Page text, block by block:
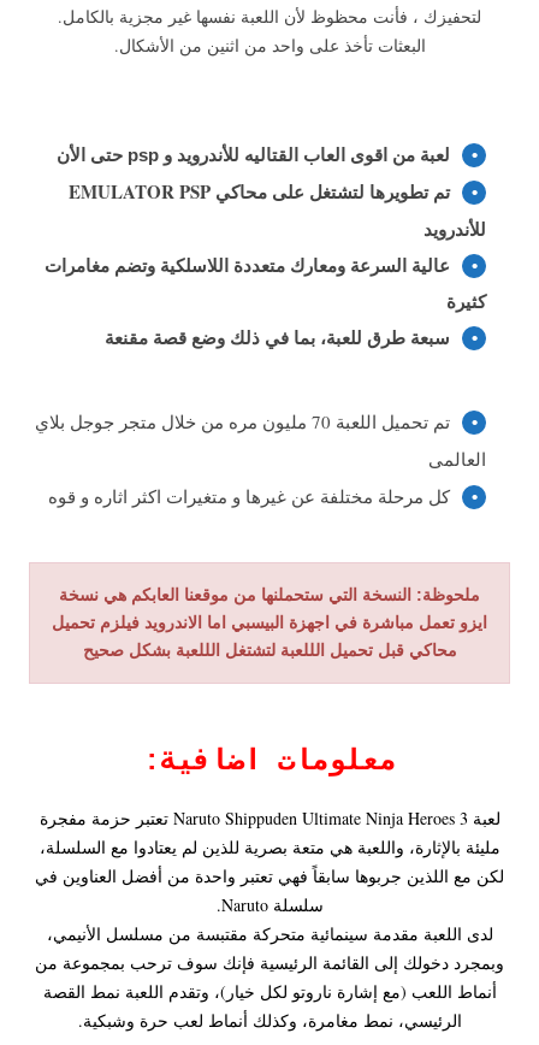
لتحفيزك ، فأنت محظوظ لأن اللعبة نفسها غير مجزية بالكامل.
البعثات تأخذ على واحد من اثنين من الأشكال.
لعبة من اقوى العاب القتاليه للأندروید و psp حتى الأن
تم تطویرھا لتشتغل على محاكي EMULATOR PSP
للأندروید
عالية السرعة ومعارك متعددة اللاسلكية وتضم مغامرات
كثيرة
سبعة طرق للعبة، بما في ذلك وضع قصة مقنعة
تم تحميل اللعبة 70 مليون مره من خلال متجر جوجل بلاي
العالمى
كل مرحلة مختلفة عن غيرها و متغيرات اكثر اثاره و قوه
ملحوظة: النسخة التي ستحملنها من موقعنا العابكم هي نسخة
ايزو تعمل مباشرة في اجهزة البيسبي اما الاندرويد فيلزم تحميل
محاكي قبل تحميل الللعبة لتشتغل الللعبة بشكل صحيح
معلومات اضافية :
لعبة Naruto Shippuden Ultimate Ninja Heroes 3 تعتبر حزمة مفجرة
مليئة بالإثارة، واللعبة هي متعة بصرية للذين لم يعتادوا مع السلسلة،
لكن مع اللذين جربوها سابقاً فهي تعتبر واحدة من أفضل العناوين في
سلسلة Naruto.
لدى اللعبة مقدمة سينمائية متحركة مقتبسة من مسلسل الأنيمي،
وبمجرد دخولك إلى القائمة الرئيسية فإنك سوف ترحب بمجموعة من
أنماط اللعب (مع إشارة ناروتو لكل خيار)، وتقدم اللعبة نمط القصة
الرئيسي، نمط مغامرة، وكذلك أنماط لعب حرة وشبكية.